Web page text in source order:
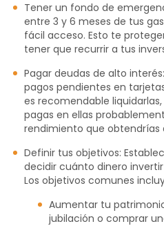
Tener un fondo de
entre 3 y 6 meses de tus
fácil acceso. Esto te
tener que recurrir a tus
Pagar deudas de alto
pagos pendientes en
es recomendable
pagas en ellas
rendimiento que obtendrías
Definir tus objetivos:
decidir cuánto dinero
Los objetivos comunes
Aumentar tu
jubilación o comprar